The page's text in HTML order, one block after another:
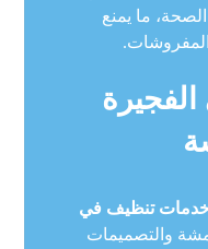
ما يمنع
المفروشات.
تنظيف في
والتصميمات